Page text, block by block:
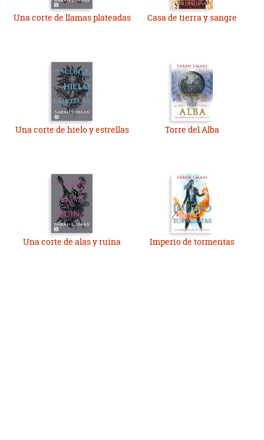
Una corte de llamas plateadas Casa de tierra y sangre
Una corte de hielo y estrellas Torre del Alba
Una corte de alas y ruina Imperio de tormentas